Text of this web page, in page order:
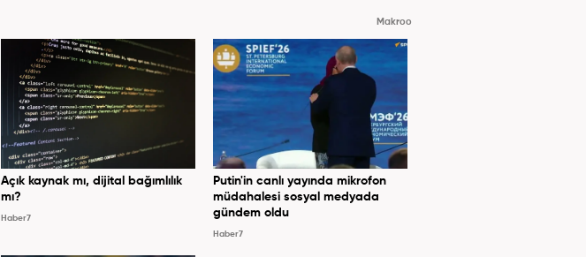
Makroo
Açık kaynak mı, dijital bağımlılık
mı?
Haber7
Putin'in canlı yayında mikrofon
müdahalesi sosyal medyada
gündem oldu
Haber7